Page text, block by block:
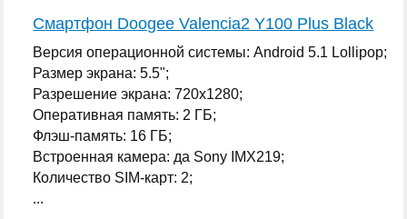
Смартфон Doogee Valencia2 Y100 Plus Black
Версия операционной системы: Android 5.1 Lollipop;
Размер экрана: 5.5";
Разрешение экрана: 720x1280;
Оперативная память: 2 ГБ;
Флэш-память: 16 ГБ;
Встроенная камера: да Sony IMX219;
Количество SIM-карт: 2;
...